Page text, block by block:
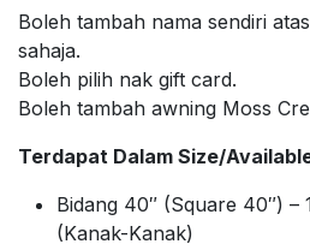
Boleh tambah nama sendiri
sahaja.
Boleh pilih nak gift card.
Boleh tambah awning Moss
Terdapat Dalam Size/
Bidang 40″ (Square 40″) –
(Kanak-Kanak)